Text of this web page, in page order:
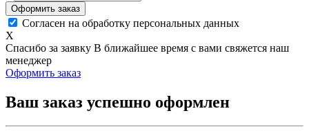
Оформить заказ
Согласен на обработку персональных данных
X
Спасибо за заявку В ближайшее время с вами свяжется наш
менеджер
Оформить заказ
Ваш заказ успешно оформлен